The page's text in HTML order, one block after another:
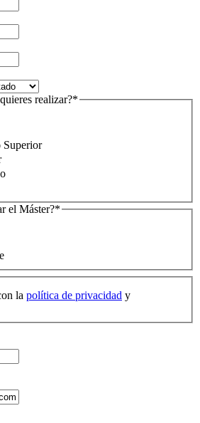
realizar?*
Superior
el Máster?*
la política de privacidad y